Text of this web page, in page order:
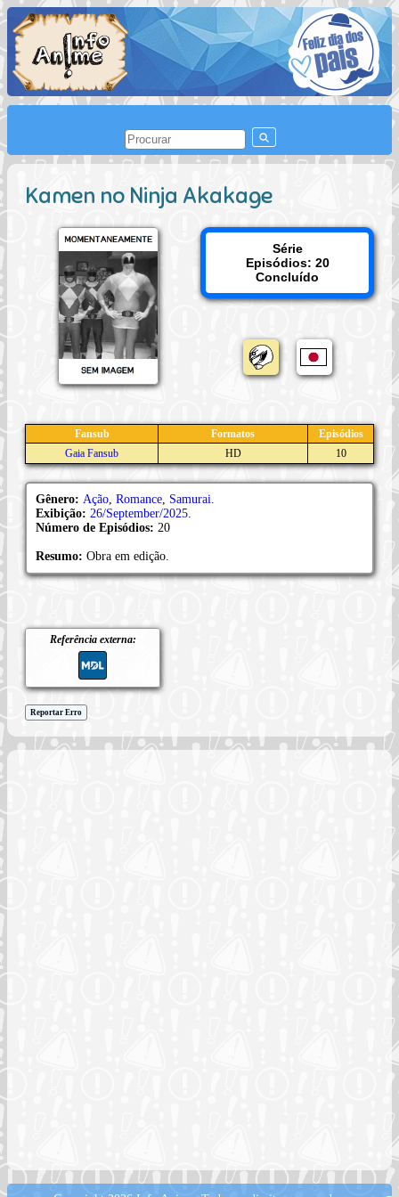
Kamen no Ninja Akakage
Série
Episódios: 20
Concluído
Fansub Formatos
Episódios
Gaia Fansub
HD 10
Gênero: Ação Romance Samurai
Exibição: 26/September/2025
Número de Episódios: 20
Resumo: Obra em edição.
Referência externa:
Reportar Erro